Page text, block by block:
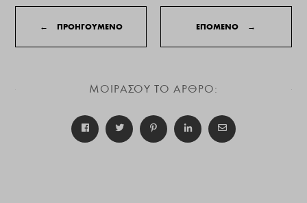
← ΠΡΟΗΓΟΥΜΕΝΟ ΕΠΟΜΕΝΟ →
ΜΟΙΡΑΣΟΥ ΤΟ ΑΡΘΡΟ: